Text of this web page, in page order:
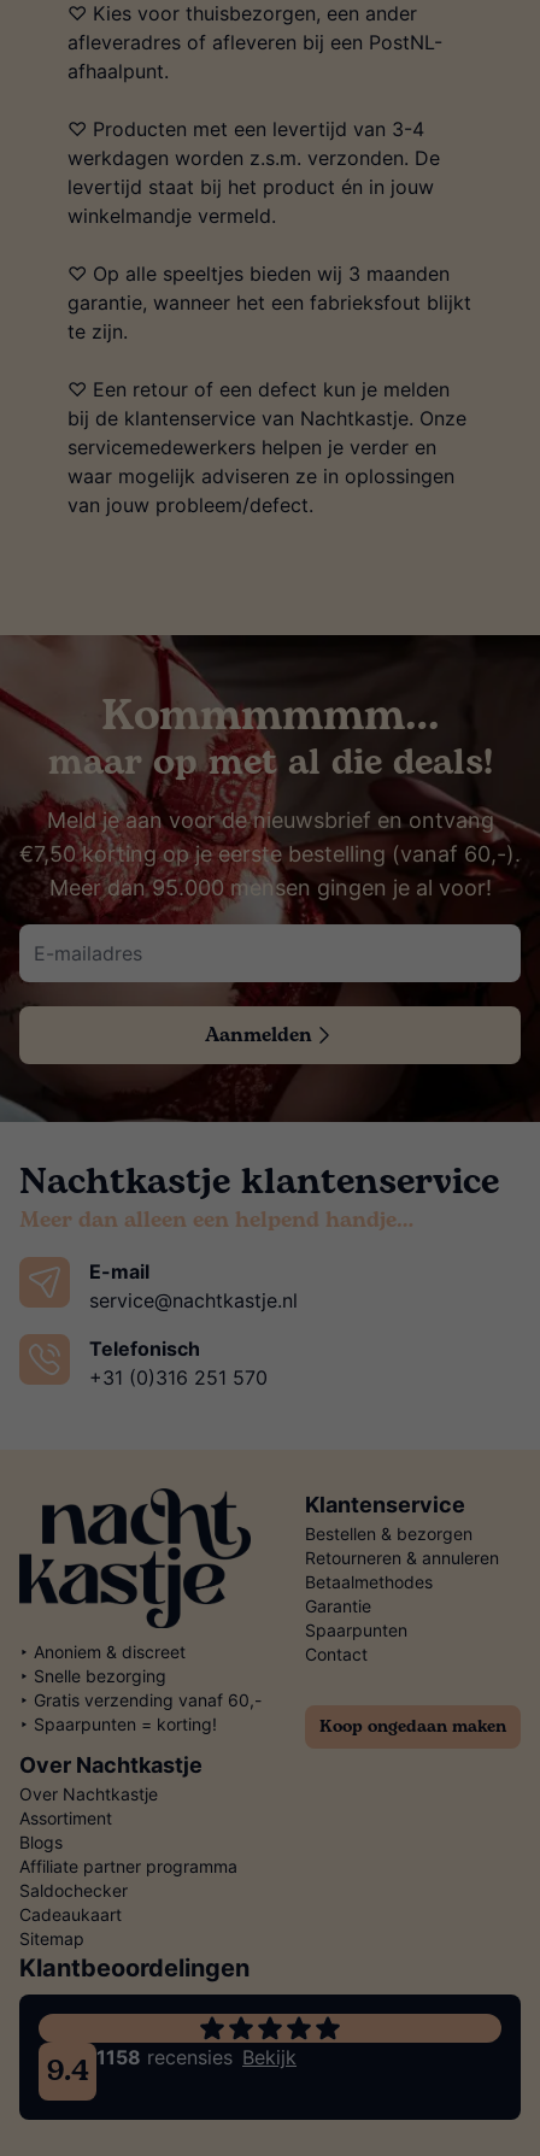
♡ Kies voor thuisbezorgen, een ander
afleveradres of afleveren bij een PostNL-
afhaalpunt.
♡ Producten met een levertijd van 3-4
werkdagen worden z.s.m. verzonden. De
levertijd staat bij het product én in jouw
winkelmandje vermeld.
♡ Op alle speeltjes bieden wij 3 maanden
garantie, wanneer het een fabrieksfout blijkt
te zijn.
♡ Een retour of een defect kun je melden
bij de klantenservice van Nachtkastje. Onze
servicemedewerkers helpen je verder en
waar mogelijk adviseren ze in oplossingen
van jouw probleem/defect.
Kommmmmm…
maar op met al die deals!
Meld je aan voor de nieuwsbrief en ontvang
€7,50 korting op je eerste bestelling (vanaf 60,-).
Meer dan 95.000 mensen gingen je al voor!
Aanmelden
Nachtkastje klantenservice
Meer dan alleen een helpend handje…
E-mail
service@nachtkastje.nl
Telefonisch
+31 (0)316 251 570
‣ Anoniem & discreet
‣ Snelle bezorging
‣ Gratis verzending vanaf 60,-
‣ Spaarpunten = korting!
Klantenservice
Bestellen & bezorgen
Retourneren & annuleren
Betaalmethodes
Garantie
Spaarpunten
Contact
Koop ongedaan maken
Over Nachtkastje
Over Nachtkastje
Assortiment
Blogs
Affiliate partner programma
Saldochecker
Cadeaukaart
Sitemap
Klantbeoordelingen
9.4 1158 recensies Bekijk